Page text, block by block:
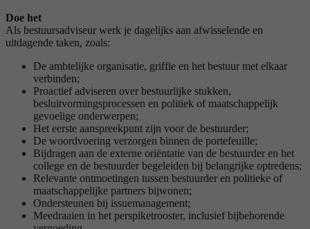
Doe het
Als bestuursadviseur werk je dagelijks aan afwisselende en
uitdagende taken, zoals:
De ambtelijke organisatie, griffie en het bestuur met elkaar
verbinden;
Proactief adviseren over bestuurlijke stukken,
besluitvormingsprocessen en politiek of maatschappelijk
gevoelige onderwerpen;
Het eerste aanspreekpunt zijn voor de bestuurder;
De woordvoering verzorgen binnen de portefeuille;
Bijdragen aan de externe oriëntatie van de bestuurder en het
college en de bestuurder begeleiden bij belangrijke optredens;
Relevante ontmoetingen tussen bestuurder en politieke of
maatschappelijke partners bijwonen;
Ondersteunen bij issuemanagement;
Meedraaien in het perspiketrooster, inclusief bijbehorende